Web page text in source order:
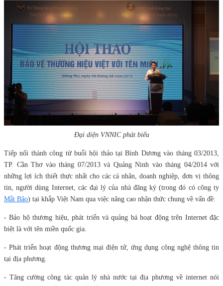
Đại diện VNNIC phát biểu
Tiếp nối thành công từ buổi hội thảo tại Bình Dương vào tháng 03/2013,
TP. Cần Thơ vào tháng 07/2013 và Quảng Ninh vào tháng 04/2014 với
những lợi ích thiết thực nhất cho các cá nhân, doanh nghiệp, đơn vị thông
tin, người dùng Internet, các đại lý của nhà đăng ký (trong đó có công ty
Mắt Bão) tại khắp Việt Nam qua việc nâng cao nhận thức chung về vấn đề:
- Bảo hộ thương hiệu, phát triển và quảng bá hoạt động trên Internet đặc
biệt là với tên miền quốc gia.
- Phát triển hoạt động thương mại điện tử, ứng dụng công nghệ thông tin
tại địa phương.
- Tăng cường công tác quản lý nhà nước tại địa phương về internet nói